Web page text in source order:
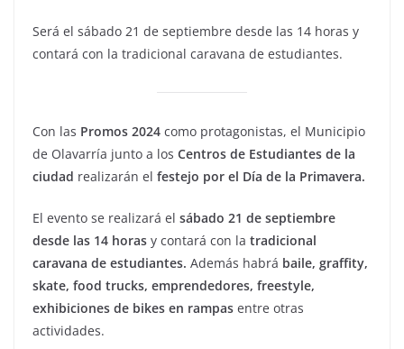
Será el sábado 21 de septiembre desde las 14 horas y
contará con la tradicional caravana de estudiantes.
Con las Promos 2024 como protagonistas, el Municipio
de Olavarría junto a los Centros de Estudiantes de la
ciudad realizarán el festejo por el Día de la Primavera.
El evento se realizará el sábado 21 de septiembre
desde las 14 horas y contará con la tradicional
caravana de estudiantes. Además habrá baile, graffity,
skate, food trucks, emprendedores, freestyle,
exhibiciones de bikes en rampas entre otras
actividades.